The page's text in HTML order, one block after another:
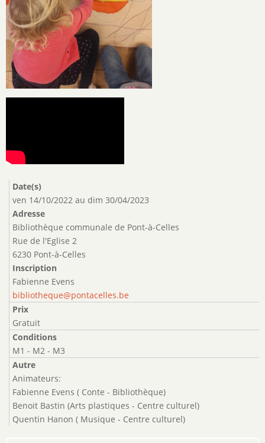
Date(s)
ven 14/10/2022 au dim 30/04/2023
Adresse
Bibliothèque communale de Pont-à-Celles
Rue de l'Eglise 2
6230 Pont-à-Celles
Inscription
Fabienne Evens
bibliotheque@pontacelles.be
Prix
Gratuit
Conditions
M1 - M2 - M3
Autre
Animateurs:
Fabienne Evens ( Conte - Bibliothèque)
Benoit Bastin (Arts plastiques - Centre culturel)
Quentin Hanon ( Musique - Centre culturel)